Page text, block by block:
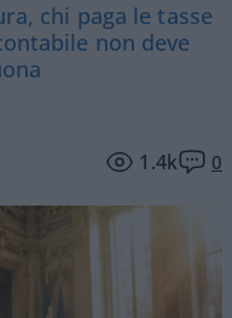
chi paga le tasse
non deve
1.4k 0